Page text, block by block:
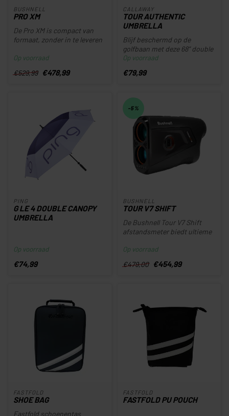
BUSHNELL
PRO XM
De Pro XM is compact van
formaat, zonder in te leveren
Op voorraad
€529,99 €478,99
CALLAWAY
TOUR AUTHENTIC
UMBRELLA
Blijf beschermd op de
golfbaan met deze 68” double
canopy paraplu.
Op voorraad
€79,99
PING
G LE 4 DOUBLE CANOPY
UMBRELLA
Op voorraad
€74,99
-5%
BUSHNELL
TOUR V7 SHIFT
De Bushnell Tour V7 Shift
afstandsmeter biedt ultieme
Op voorraad
€479,00 €454,99
FASTFOLD
SHOE BAG
Fastfold schoenentas
FASTFOLD
FASTFOLD PU POUCH